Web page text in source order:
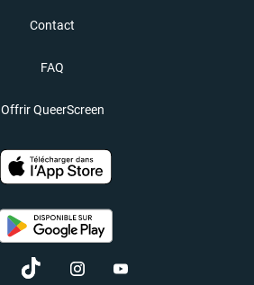
Contact
FAQ
Offrir QueerScreen